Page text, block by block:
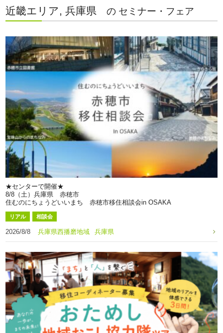
近畿エリア, 兵庫県 の セミナー・フェア
★センターで開催★
8/8（土）兵庫県 赤穂市
住むのにちょうどいいまち 赤穂市移住相談会in OSAKA
リアル 相談会
2026/8/8 兵庫県西播磨地域 兵庫県